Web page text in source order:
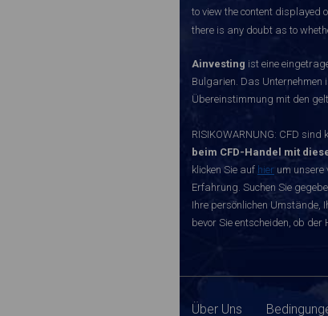
to view the content displayed
there is any doubt as to
Ainvesting ist eine
Bulgarien. Das
Übereinstimmung mit den
RISIKOWARNUNG: CFD
beim CFD-Handel mit
klicken Sie auf hier um unsere
Erfahrung. Suchen Sie
Ihre persönlichen Umstände,
bevor Sie entscheiden, ob
Über Uns